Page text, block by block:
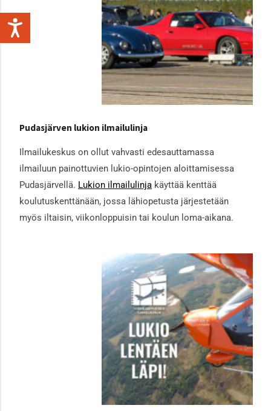
Pudasjärven lukion ilmailulinja
Ilmailukeskus on ollut vahvasti edesauttamassa
ilmailuun painottuvien lukio-opintojen aloittamisessa
Pudasjärvellä. Lukion ilmailulinja käyttää kenttää
koulutuskenttänään, jossa lähiopetusta järjestetään
myös iltaisin, viikonloppuisin tai koulun loma-aikana.